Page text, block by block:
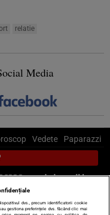
relatie
Media
Vedete Paparazzi
sau trimite mail la
dvs., precum identificatorii cookie
gestiona preferințele dvs. făcând clic mai